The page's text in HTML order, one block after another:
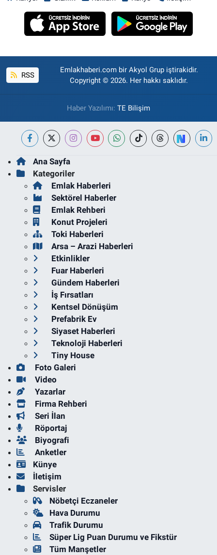
RSS
Emlakhaberi.com bir Akyol Grup iştirakidir.
Copyright © 2026. Her hakkı saklıdır.
Haber Yazılımı: TE Bilişim
Ana Sayfa
Kategoriler
Emlak Haberleri
Sektörel Haberler
Emlak Rehberi
Konut Projeleri
Toki Haberleri
Arsa – Arazi Haberleri
Etkinlikler
Fuar Haberleri
Gündem Haberleri
İş Fırsatları
Kentsel Dönüşüm
Prefabrik Ev
Siyaset Haberleri
Teknoloji Haberleri
Tiny House
Foto Galeri
Video
Yazarlar
Firma Rehberi
Seri İlan
Röportaj
Biyografi
Anketler
Künye
İletişim
Servisler
Nöbetçi Eczaneler
Hava Durumu
Trafik Durumu
Süper Lig Puan Durumu ve Fikstür
Tüm Manşetler